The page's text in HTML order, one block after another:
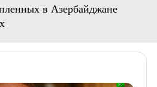
в Азербайджане